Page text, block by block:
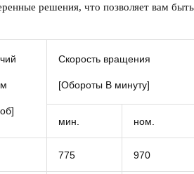
решения, что позволяет вам
Скорость вращения
[Обороты В минуту]
мин. ном.
775 970